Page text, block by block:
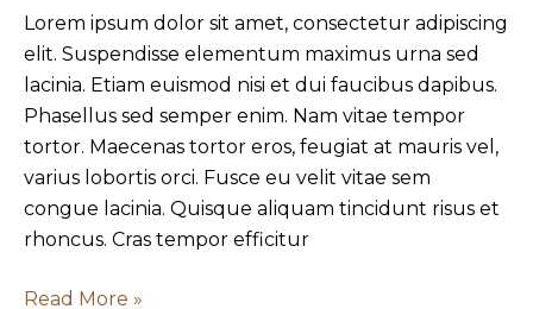
Lorem ipsum dolor sit amet, consectetur adipiscing
elit. Suspendisse elementum maximus urna sed
lacinia. Etiam euismod nisi et dui faucibus dapibus.
Phasellus sed semper enim. Nam vitae tempor
tortor. Maecenas tortor eros, feugiat at mauris vel,
varius lobortis orci. Fusce eu velit vitae sem
congue lacinia. Quisque aliquam tincidunt risus et
rhoncus. Cras tempor efficitur
Read More »